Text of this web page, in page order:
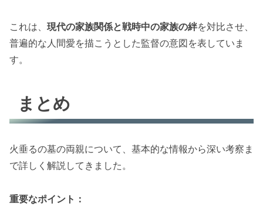
これは、 現代の家族関係と戦時中の家族の絆を対比させ、
普遍的な人間愛を描こうとした監督の意図を表していま
す。
まとめ
火垂るの墓の両親について、基本的な情報から深い考察ま
で詳しく解説してきました。
重要なポイント：